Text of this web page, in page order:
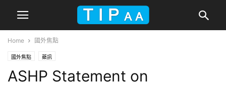
Home 國外焦點
國外焦點 藥訊
ASHP Statement on